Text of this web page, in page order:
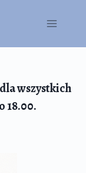
wszystkich
18.00.